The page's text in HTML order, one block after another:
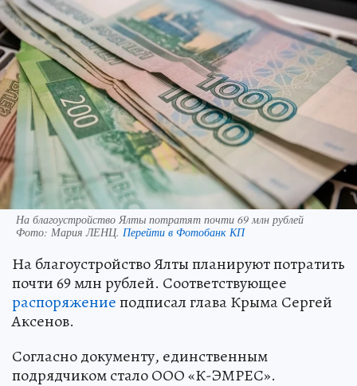
На благоустройство Ялты потратят почти 69 млн рублей
Фото: Мария ЛЕНЦ. Перейти в Фотобанк КП
На благоустройство Ялты планируют потратить
почти 69 млн рублей. Соответствующее
распоряжениеподписал глава Крыма Сергей
Аксенов.
Согласно документу, единственным
подрядчиком стало ООО «К-ЭМРЕС».